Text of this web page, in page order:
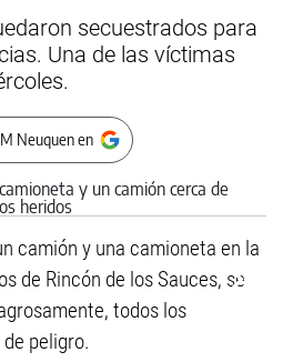
secuestrados para
Una de las víctimas
Neuquen en
camión y una camioneta en la
de Rincón de los Sauces, se
todos los
peligro.